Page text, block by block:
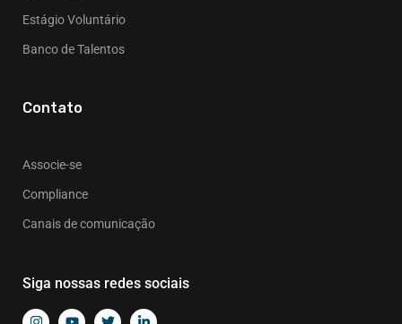
Estágio Voluntário
Banco de Talentos
Contato
Associe-se
Compliance
Canais de comunicação
Siga nossas redes sociais